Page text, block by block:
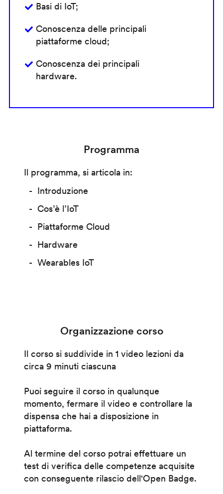
Basi di IoT;
Conoscenza delle principali
piattaforme cloud;
Conoscenza dei principali
hardware.
Programma
Il programma, si articola in:
Introduzione
Cos’è l’IoT
Piattaforme Cloud
Hardware
Wearables IoT
Organizzazione corso
Il corso si suddivide in 1 video lezioni da
circa 9 minuti ciascuna
Puoi seguire il corso in qualunque
momento, fermare il video e controllare la
dispensa che hai a disposizione in
piattaforma.
Al termine del corso potrai effettuare un
test di verifica delle competenze acquisite
con conseguente rilascio dell'Open Badge.